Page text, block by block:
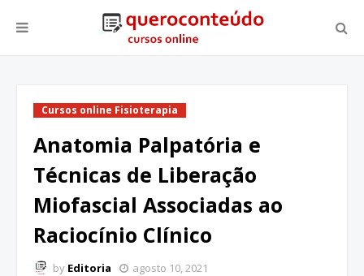
Cursos online Fisioterapia
Anatomia Palpatória e
Técnicas de Liberação
Miofascial Associadas ao
Raciocínio Clínico
by Editoria agosto 10, 2021